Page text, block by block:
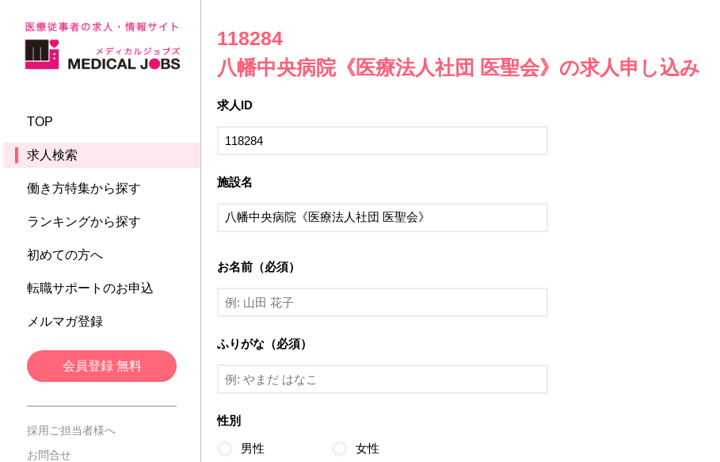
TOP
求人検索
働き方特集から探す
ランキングから探す
初めての方へ
転職サポートのお申込
メルマガ登録
会員登録 無料
採用ご担当者様へ
お問合せ
118284
八幡中央病院《医療法人社団 医聖会》の求人申し込み
求人ID
施設名
お名前（必須）
ふりがな（必須）
性別
男性 女性